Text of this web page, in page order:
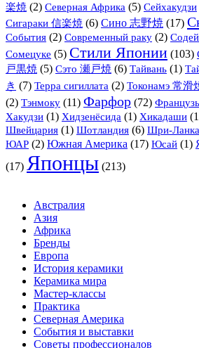
楽焼 (2) Северная Африка (5) Сейхакудзи
Сигараки 信楽焼 (6) Сино 志野焼 (17)
События (2) Современный раку (2)
Сомецуке (5) Стили Японии (103)
戸黒焼 (5) Сэто 瀬戸焼 (6) Тайвань (1)
き (7) Терра сигиллата (2) Токонамэ 常滑
(2) Тэнмоку (11) Фарфор (72)
Хакудзи (1) Хидзенёсида (1) Хикадаши
Швейцария (1) Шотландия (6) Шри-Ланка
ЮАР (2) Южная Америка (17) Юсай (1)
(17) Японцы (213)
Австралия
Азия
Африка
Бренды
Европа
История керамики
Керамика мира
Мастер-классы
Практика
Северная Америка
События и выставки
Советы профессионалов